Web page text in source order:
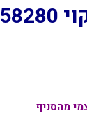
מברשות לניקוי 58280
מהסניף